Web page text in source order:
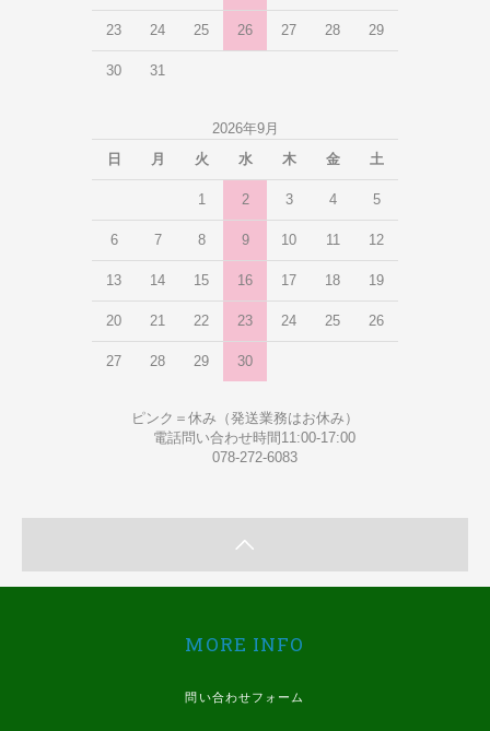
23 24 25 26 27 28 29
30 31
2026年9月
日
月 火 水 木 金 土
1 2 3 4 5
6 7 8 9 10 11 12
13 14 15 16 17 18 19
20 21 22 23 24 25 26
27 28 29 30
ピンク＝休み（発送業務はお休み）
電話問い合わせ時間11:00-17:00
078-272-6083
MORE INFO
問い合わせフォーム